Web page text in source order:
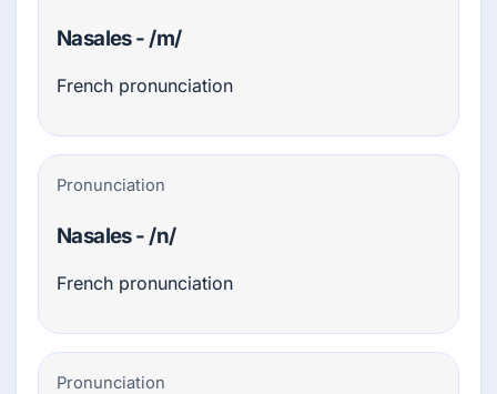
Nasales - /m/
French pronunciation
Pronunciation
Nasales - /n/
French pronunciation
Pronunciation